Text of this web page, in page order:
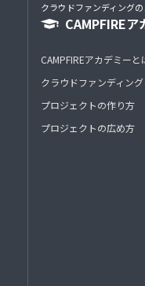
クラウドファンディング
CAMPFIREア
CAMPFIREアカデミーと
クラウドファンディン
プロジェクトの作り方
プロジェクトの広め方